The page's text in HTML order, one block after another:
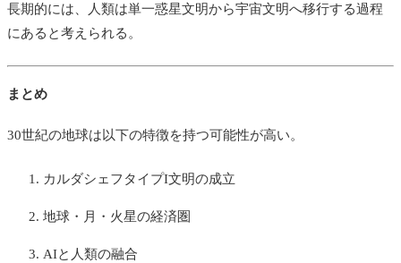
長期的には、人類は単一惑星文明から宇宙文明へ移行する過程
にあると考えられる。
まとめ
30世紀の地球は以下の特徴を持つ可能性が高い。
カルダシェフタイプI文明の成立
地球・月・火星の経済圏
AIと人類の融合